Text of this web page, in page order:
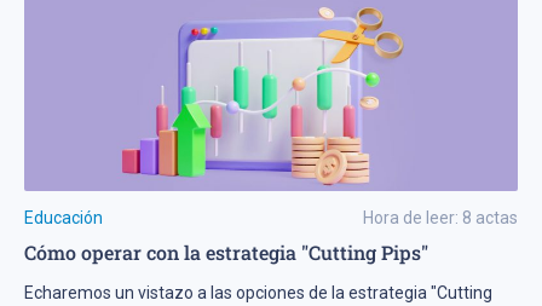
Educación Hora de leer: 8 actas
Cómo operar con la estrategia "Cutting Pips"
Echaremos un vistazo a las opciones de la estrategia "Cutting